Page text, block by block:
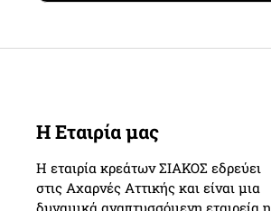
Η Εταιρία μας
Η εταιρία κρεάτων ΣΙΑΚΟΣ εδρεύει
στις Αχαρνές Αττικής και είναι μια